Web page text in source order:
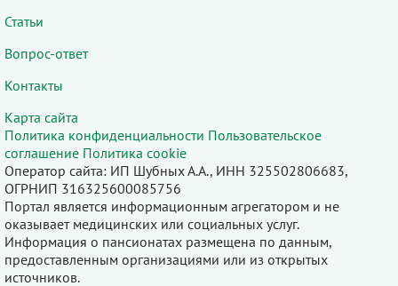
Статьи
Вопрос-ответ
Контакты
Карта сайта
Политика конфиденциальности Пользовательское
соглашение Политика cookie
Оператор сайта: ИП Шубных А.А., ИНН 325502806683,
ОГРНИП 316325600085756
Портал является информационным агрегатором и не
оказывает медицинских или социальных услуг.
Информация о пансионатах размещена по данным,
предоставленным организациями или из открытых
источников.